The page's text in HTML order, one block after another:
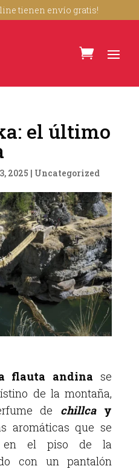
tienen envío gratis!
el último
2025 | Uncategorized
flauta andinase
de la montaña,
de chillcay
aromáticas que se
en el piso de la
con un pantalón